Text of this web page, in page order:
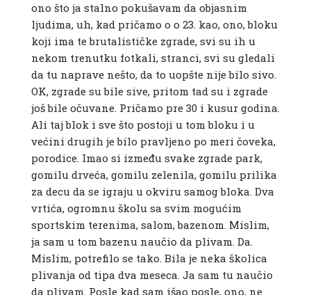
ono što ja stalno pokušavam da objasnim
ljudima, uh, kad pričamo o o 23. kao, ono, bloku
koji ima te brutalističke zgrade, svi su ih u
nekom trenutku fotkali, stranci, svi su gledali
da tu naprave nešto, da to uopšte nije bilo sivo.
OK, zgrade su bile sive, pritom tad su i zgrade
još bile očuvane. Pričamo pre 30 i kusur godina.
Ali taj blok i sve što postoji u tom bloku i u
većini drugih je bilo pravljeno po meri čoveka,
porodice. Imao si između svake zgrade park,
gomilu drveća, gomilu zelenila, gomilu prilika
za decu da se igraju u okviru samog bloka. Dva
vrtića, ogromnu školu sa svim mogućim
sportskim terenima, salom, bazenom. Mislim,
ja sam u tom bazenu naučio da plivam. Da.
Mislim, potrefilo se tako. Bila je neka školica
plivanja od tipa dva meseca. Ja sam tu naučio
da plivam. Posle kad sam išao posle, ono, ne